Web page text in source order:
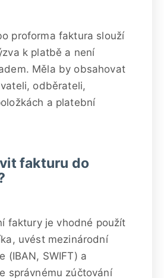
proforma faktura slouží
k platbě a není
Měla by obsahovat
odběrateli,
a platební
fakturu do
faktury je vhodné použít
uvést mezinárodní
(IBAN, SWIFT) a
správnému zúčtování